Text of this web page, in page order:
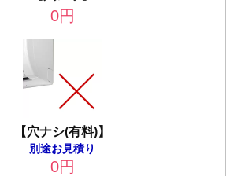
0円
【穴ナシ(有料)】
別途お見積り
0円